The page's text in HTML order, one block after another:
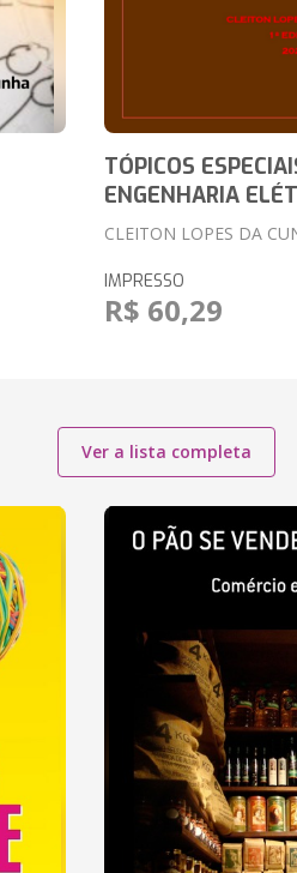
TÓPICOS
ENGENHARIA
CLEITON LOPES DA
IMPRESSO
R$ 60,29
Ver a lista completa